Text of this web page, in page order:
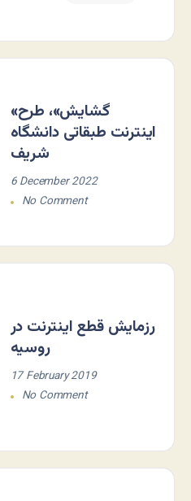
«گشایش»، طرح
اینترنت طبقاتی دانشگاه
شریف
6 December 2022
No Comment
رزمایش قطع اینترنت در
روسیه
17 February 2019
No Comment